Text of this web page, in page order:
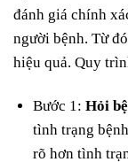
đánh giá chính
người bệnh. Từ
hiệu quả. Quy
Bước 1:Hỏi
tình trạng
rõ hơn tình